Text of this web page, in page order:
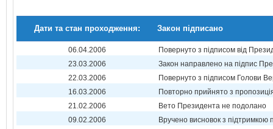
Дати та стан проходження: Закон підписано
06.04.2006
Повернуто з підписом від
23.03.2006
Закон направлено на підпис
22.03.2006
Повернуто з підписом Голови
16.03.2006
Повторно прийнято з
21.02.2006
Вето Президента не подолано
09.02.2006
Вручено висновок з